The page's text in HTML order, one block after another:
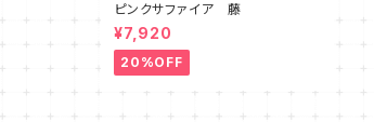
ピンクサファイア 藤
¥7,920
20%OFF